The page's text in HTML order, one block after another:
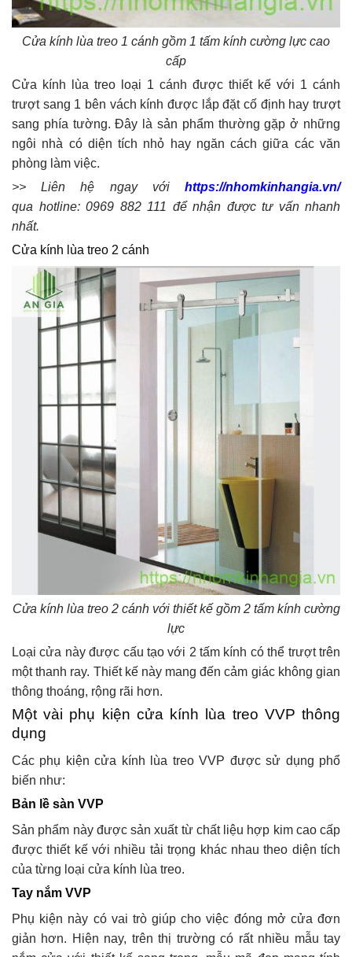
Cửa kính lùa treo 1 cánh gồm 1 tấm kính cường lực cao
cấp
Cửa kính lùa treo loại 1 cánh được thiết kế với 1 cánh
trượt sang 1 bên vách kính được lắp đặt cố định hay trượt
sang phía tường. Đây là sản phẩm thường gặp ở những
ngôi nhà có diện tích nhỏ hay ngăn cách giữa các văn
phòng làm việc.
>> Liên hệ ngay với https://nhomkinhangia.vn/
qua hotline: 0969 882 111 để nhận được tư vấn nhanh
nhất.
Cửa kính lùa treo 2 cánh
Cửa kính lùa treo 2 cánh với thiết kế gồm 2 tấm kính cường
lực
Loại cửa này được cấu tạo với 2 tấm kính có thể trượt trên
một thanh ray. Thiết kế này mang đến cảm giác không gian
thông thoáng, rộng rãi hơn.
Một vài phụ kiện cửa kính lùa treo VVP thông
dụng
Các phụ kiện cửa kính lùa treo VVP được sử dụng phổ
biến như:
Bản lề sàn VVP
Sản phẩm này được sản xuất từ chất liệu hợp kim cao cấp
được thiết kế với nhiều tải trọng khác nhau theo diện tích
của từng loại cửa kính lùa treo.
Tay nắm VVP
Phụ kiện này có vai trò giúp cho việc đóng mở cửa đơn
giản hơn. Hiện nay, trên thị trường có rất nhiều mẫu tay